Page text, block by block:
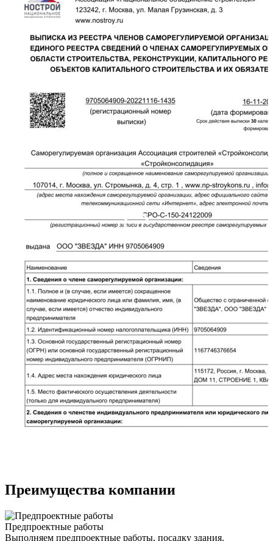
Преимущества компании
Предпроектные работы
Выполняем предпроектные работы, посадку здания.